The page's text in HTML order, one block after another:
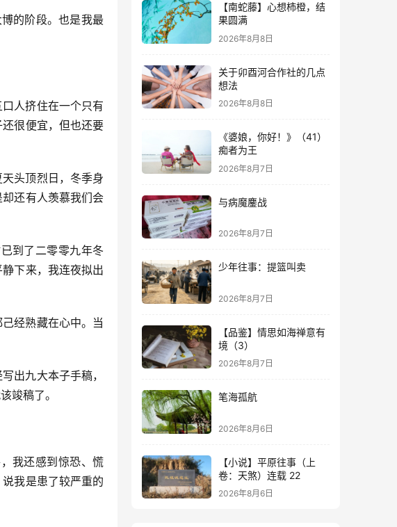
的阶段。也是我最
人挤住在一个只有
很便宜，但也还要
头顶烈日，冬季身
还有人羡慕我们会
到了二零零九年冬
下来，我连夜拟出
经熟藏在心中。当
出九大本子手稿，
竣稿了。
我还感到惊恐、慌
我是患了较严重的
【南蛇藤】心想柿橙，结
果圆满
2026年8月8日
关于卯酉河合作社的几点
想法
2026年8月8日
《婆娘，你好！》（41）
痴者为王
2026年8月7日
与病魔鏖战
2026年8月7日
少年往事：提篮叫卖
2026年8月7日
【品鉴】情思如海禅意有
境（3）
2026年8月7日
笔海孤航
2026年8月6日
【小说】平原往事（上
卷：天煞）连载 22
2026年8月6日